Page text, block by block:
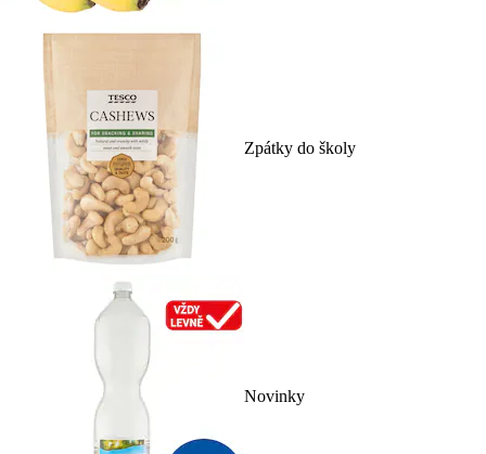
Zpátky do školy
Novinky